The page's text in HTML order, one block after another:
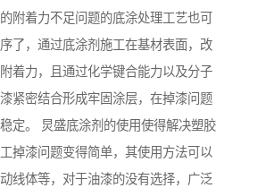
附着力不足问题的底涂处理工艺也可
了，通过底涂剂施工在基材表面，改
着力，且通过化学键合能力以及分子
紧密结合形成牢固涂层，在掉漆问题
定。 炅盛底涂剂的使用使得解决塑胶
掉漆问题变得简单，其使用方法可以
线体等，对于油漆的没有选择，广泛